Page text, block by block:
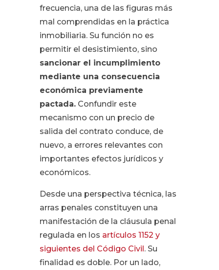
frecuencia, una de las figuras más
mal comprendidas en la práctica
inmobiliaria. Su función no es
permitir el desistimiento, sino
sancionar el incumplimiento
mediante una consecuencia
económica previamente
pactada.Confundir este
mecanismo con un precio de
salida del contrato conduce, de
nuevo, a errores relevantes con
importantes efectos jurídicos y
económicos.
Desde una perspectiva técnica, las
arras penales constituyen una
manifestación de la cláusula penal
regulada en los artículos 1152 y
siguientes del Código Civil . Su
finalidad es doble. Por un lado,